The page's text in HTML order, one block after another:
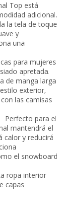
Top está
adicional.
la tela de toque
y
una
para mujeres
apretada.
de manga larga
exterior,
las camisas
Perfecto para el
mantendrá el
calor y reducirá
el snowboard
ropa interior
capas